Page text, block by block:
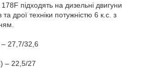
підходять на дизельні двигуни
та дрої техніки потужністю 6 к.с. з
– 27,7/32,6
– 22,5/27